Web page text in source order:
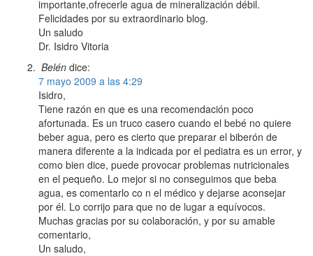
importante,ofrecerle agua de mineralización débil.
Felicidades por su extraordinario blog.
Un saludo
Dr. Isidro Vitoria
Belén dice:
7 mayo 2009 a las 4:29
Isidro,
Tiene razón en que es una recomendación poco
afortunada. Es un truco casero cuando el bebé no quiere
beber agua, pero es cierto que preparar el biberón de
manera diferente a la indicada por el pediatra es un error, y
como bien dice, puede provocar problemas nutricionales
en el pequeño. Lo mejor si no conseguimos que beba
agua, es comentarlo co n el médico y dejarse aconsejar
por él. Lo corrijo para que no de lugar a equívocos.
Muchas gracias por su colaboración, y por su amable
comentario,
Un saludo,